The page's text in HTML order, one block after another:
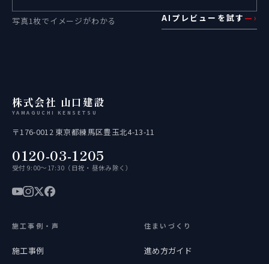
写真1枚でイメージがわかる AIプレビューを試す —›
株式会社 山口建設
YAMAGUCHI KENSETSU
〒176-0012 東京都練馬区豊玉北4-13-11
0120-03-1205
受付 9:00〜17:30（日祝・昼休み除く）
施工事例・声
施工事例
住まいづくり
進め方ガイド